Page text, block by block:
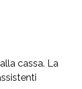
cassa. La